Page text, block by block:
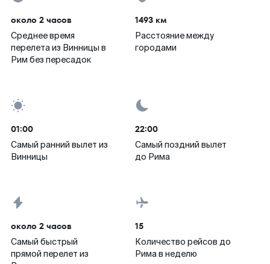
около 2 часов
Среднее время
перелета из Винницы в
Рим без пересадок
1493 км
Расстояние между
городами
01:00
Самый ранний вылет из
Винницы
22:00
Самый поздний вылет
до Рима
около 2 часов
Самый быстрый
прямой перелет из
15
Количество рейсов до
Рима в неделю